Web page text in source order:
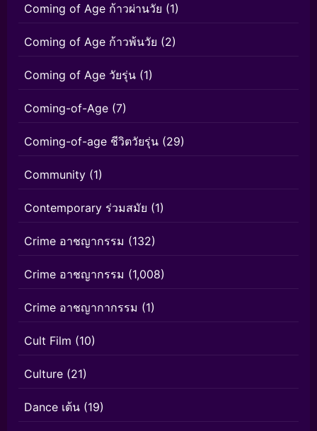
Coming of Age ก้าวผ่านวัย (1)
Coming of Age ก้าวพ้นวัย (2)
Coming of Age วัยรุ่น (1)
Coming-of-Age (7)
Coming-of-age ชีวิตวัยรุ่น (29)
Community (1)
Contemporary ร่วมสมัย (1)
Crime อาชญากรรม (132)
Crime อาชญากรรม (1,008)
Crime อาชญากากรรม (1)
Cult Film (10)
Culture (21)
Dance เต้น (19)